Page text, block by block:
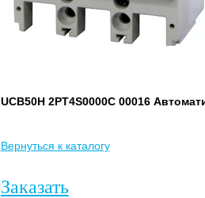
UCB50H 2PT4S0000C 00016
Вернуться к каталогу
Заказать